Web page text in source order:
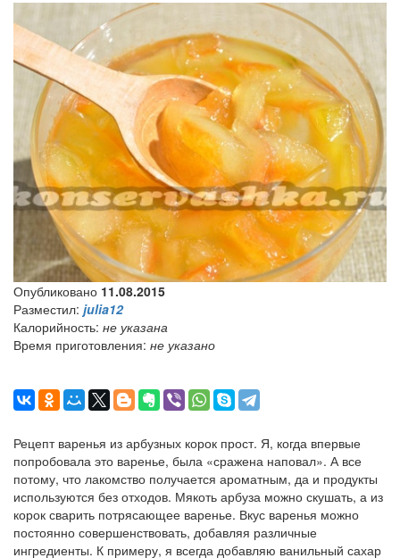
Опубликовано 11.08.2015
Разместил: julia12
Калорийность: не указана
Время приготовления: не указано
Рецепт варенья из арбузных корок прост. Я, когда впервые
попробовала это варенье, была «сражена наповал». А все
потому, что лакомство получается ароматным, да и продукты
используются без отходов. Мякоть арбуза можно скушать, а из
корок сварить потрясающее варенье. Вкус варенья можно
постоянно совершенствовать, добавляя различные
ингредиенты. К примеру, я всегда добавляю ванильный сахар